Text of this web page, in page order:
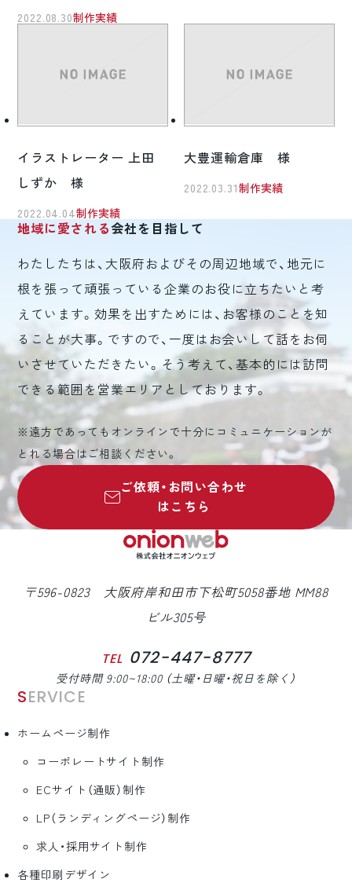
2022.08.30制作実績
イラストレーター 上田
しずか 様
2022.04.04制作実績
大豊運輸倉庫 様
2022.03.31 制作実績
地域に愛される会社を目指して
わたしたちは、大阪府およびその周辺地域で、地元に
根を張って頑張っている企業のお役に立ちたいと考
えています。効果を出すためには、お客様のことを知
ることが大事。ですので、一度はお会いして話をお伺
いさせていただきたい。そう考えて、基本的には訪問
できる範囲を営業エリアとしております。
※遠方であってもオンラインで十分にコミュニケーションが
とれる場合はご相談ください。
ご依頼・お問い合わせ
はこちら
〒596-0823 大阪府岸和田市下松町5058番地 MM88
ビル305号
TEL 072-447-8777
受付時間 9:00~18:00 （土曜・日曜・祝日を除く）
SERVICE
ホームページ制作
コーポレートサイト制作
ECサイト（通販）制作
LP（ランディングページ）制作
求人・採用サイト制作
各種印刷デザイン